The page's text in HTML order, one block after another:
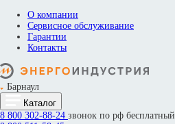
О компании
Сервисное обслуживание
Гарантии
Контакты
Барнаул
Каталог
8 800 302-88-24 звонок по рф бесплатный